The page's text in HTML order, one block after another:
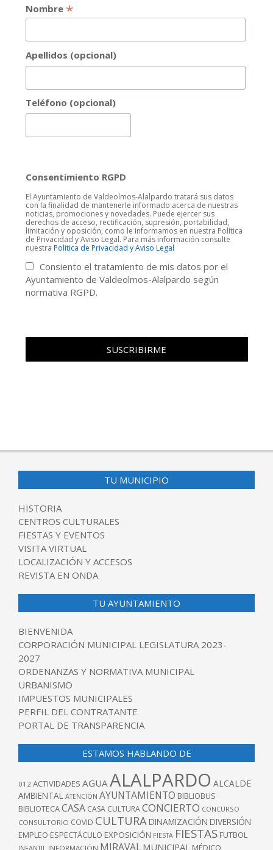
Nombre *
Apellidos (opcional)
Teléfono (opcional)
Consentimiento RGPD
El Ayuntamiento de Valdeolmos-Alalpardo tratará sus datos
con la finalidad de mantenerle informado acerca de nuestras
noticias, promociones y novedades. Puede ejercer sus
derechos de acceso, rectificación, supresión, portabilidad,
limitación y oposición, como le informamos en nuestra Política
de Privacidad y Aviso Legal. Para más información consulte
nuestra Politica de Privacidad y Aviso Legal
Consiento el tratamiento de mis datos por el
Ayuntamiento de Valdeolmos-Alalpardo según
normativa RGPD.
TU MUNICIPIO
HISTORIA
CENTROS CULTURALES
FIESTAS Y EVENTOS
VISITA VIRTUAL
LOCALIZACIÓN Y ACCESOS
REVISTA EN ONDA
TU AYUNTAMIENTO
BIENVENIDA
CORPORACIÓN MUNICIPAL LEGISLATURA 2023-
2027
ORDENANZAS Y NORMATIVA MUNICIPAL
URBANISMO
IMPUESTOS MUNICIPALES
PERFIL DEL CONTRATANTE
PORTAL DE TRANSPARENCIA
ESTAMOS HABLANDO DE
012 ACTIVIDADES AGUAALALPARDO ALCALDE
AMBIENTAL ATENCIÓN AYUNTAMIENTO BIBLIOBUS
BIBLIOTECACASA CASA CULTURACONCIERTO CONCURSO
CONSULTORIO COVID CULTURA DINAMIZACIÓN DIVERSIÓN
EMPLEO ESPECTÁCULO EXPOSICIÓN FIESTA FIESTAS FUTBOL
INFANTIL INFORMACIÓN MIRAVAL MUNICIPAL